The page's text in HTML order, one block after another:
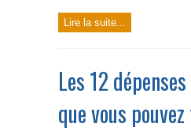
Lire la suite...
Les 12
que vous